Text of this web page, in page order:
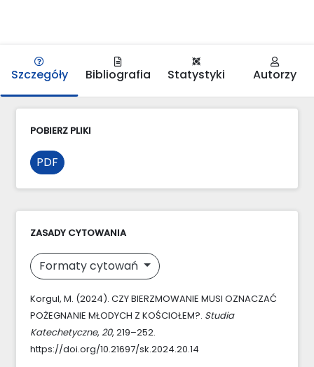
Szczegóły Bibliografia Statystyki Autorzy
POBIERZ PLIKI
PDF
ZASADY CYTOWANIA
Formaty cytowań
Korgul, M. (2024). CZY BIERZMOWANIE MUSI OZNACZAĆ
POŻEGNANIE MŁODYCH Z KOŚCIOŁEM?. Studia
Katechetyczne, 20, 219–252.
https://doi.org/10.21697/sk.2024.20.14